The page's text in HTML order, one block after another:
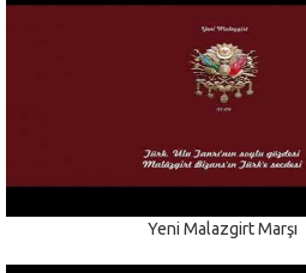
Yeni Malazgirt Marşı